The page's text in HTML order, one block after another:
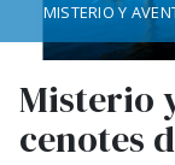
Misterio
cenotes
MISTERIO Y